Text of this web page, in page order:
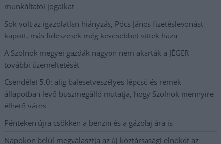
munkáltatói jogaikat
Sok volt az igazolatlan hiányzás, Pócs János fizetéslevonást
kapott, más fideszesek még kevesebbet vittek haza
A Szolnok megyei gazdák nagyon nem akarták a JÉGER
további üzemeltetését
Csendélet 5.0: alig balesetveszélyes lépcső és remek
állapotban levő buszmegálló mutatja, hogy Szolnok mennyire
élhető város
Pénteken újra csökken a benzin és a gázolaj ára is
Napokon belül megválasztja az új köztársasági elnököt az